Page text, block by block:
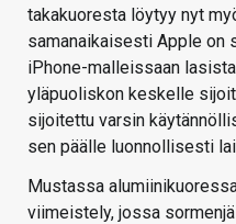
takakuoresta löytyy nyt
samanaikaisesti Apple on
iPhone-malleissaan
yläpuoliskon keskelle
sijoitettu varsin
sen päälle luonnollisesti
Mustassa
viimeistely, jossa